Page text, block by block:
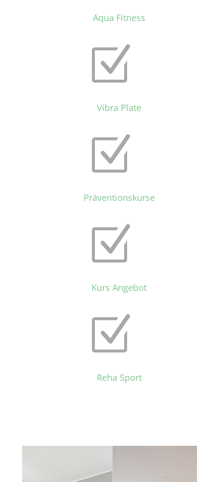
Aqua Fitness
Z
Vibra Plate
Z
Präventionskurse
Z
Kurs Angebot
Z
Reha Sport